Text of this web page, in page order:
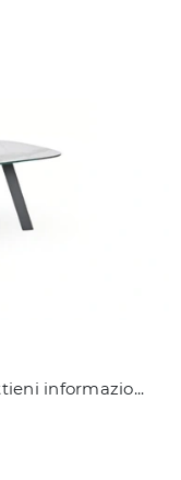
Vuoi arricchire spazi moderni? Ottieni informazioni sui tavoli moderni fissi: il modello da pranzo Alexander ti sta aspettando.